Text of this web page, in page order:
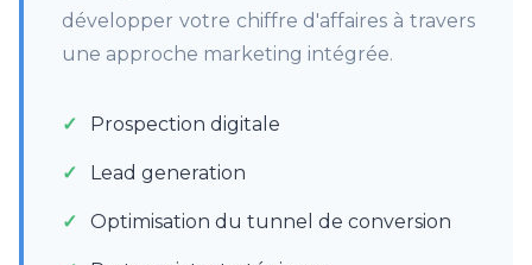
développer votre chiffre d'affaires à travers
une approche marketing intégrée.
Prospection digitale
Lead generation
Optimisation du tunnel de conversion